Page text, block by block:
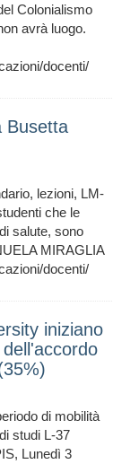
Colonialismo
avrà luogo.
docenti/
Busetta
lezioni, LM-
che le
salute, sono
MIRAGLIA
docenti/
iniziano
di mobilità
studi L-37
Lunedì 3